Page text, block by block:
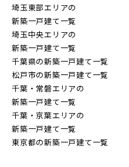
西武池袋線
西武新宿線
その他鉄道
東京都(5)
足立区(0)
東久留米市(2)
埼玉東部エリアの
新築一戸建て一覧
埼玉中央エリアの
新築一戸建て一覧
千葉県の新築一戸建て一覧
松戸市の新築一戸建て一覧
千葉・常磐エリアの
新築一戸建て一覧
千葉・京葉エリアの
新築一戸建て一覧
東京都の新築一戸建て一覧